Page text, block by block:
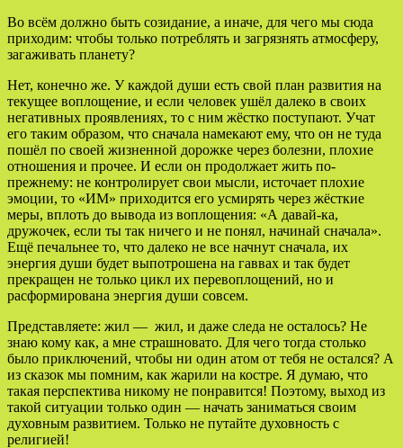
Во всём должно быть созидание, а иначе, для чего мы сюда
приходим: чтобы только потреблять и загрязнять атмосферу,
загаживать планету?
Нет, конечно же. У каждой души есть свой план развития на
текущее воплощение, и если человек ушёл далеко в своих
негативных проявлениях, то с ним жёстко поступают. Учат
его таким образом, что сначала намекают ему, что он не туда
пошёл по своей жизненной дорожке через болезни, плохие
отношения и прочее. И если он продолжает жить по-
прежнему: не контролирует свои мысли, источает плохие
эмоции, то «ИМ» приходится его усмирять через жёсткие
меры, вплоть до вывода из воплощения: «А давай-ка,
дружочек, если ты так ничего и не понял, начинай сначала».
Ещё печальнее то, что далеко не все начнут сначала, их
энергия души будет выпотрошена на гаввах и так будет
прекращен не только цикл их перевоплощений, но и
расформирована энергия души совсем.
Представляете: жил — жил, и даже следа не осталось? Не
знаю кому как, а мне страшновато. Для чего тогда столько
было приключений, чтобы ни один атом от тебя не остался? А
из сказок мы помним, как жарили на костре. Я думаю, что
такая перспектива никому не понравится! Поэтому, выход из
такой ситуации только один — начать заниматься своим
духовным развитием. Только не путайте духовность с
религией!